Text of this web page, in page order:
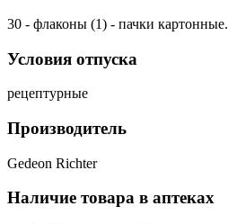
30 - флаконы (1) - пачки картонные.
Условия отпуска
рецептурные
Производитель
Gedeon Richter
Наличие товара в аптеках